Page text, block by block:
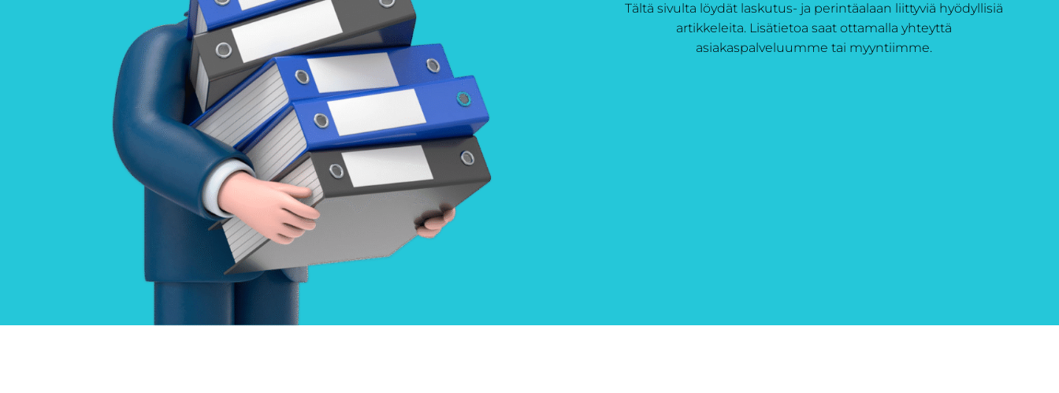
Tältä sivulta löydät laskutus- ja perintäalaan liittyviä hyödyllisiä
artikkeleita. Lisätietoa saat ottamalla yhteyttä
asiakaspalveluumme tai myyntiimme.